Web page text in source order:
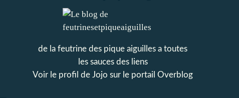
de la feutrine des pique aiguilles a toutes
les sauces des liens
Voir le profil de Jojo sur le portail Overblog